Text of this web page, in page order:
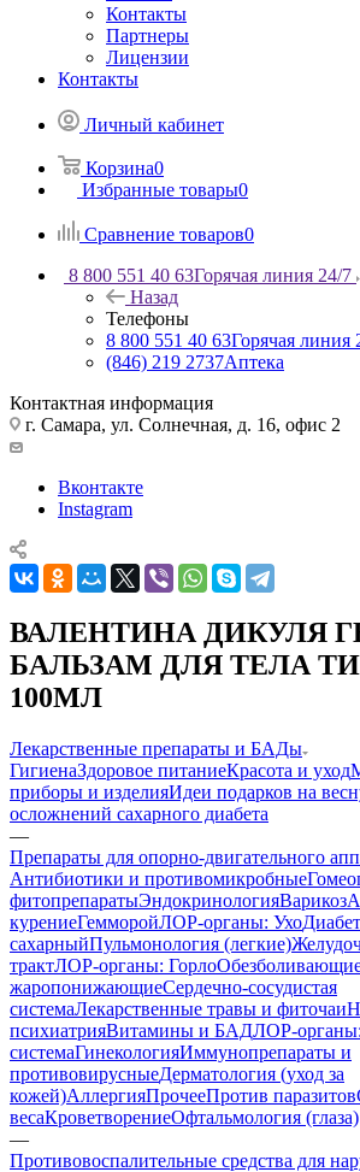
Контакты
Партнеры
Лицензии
Контакты
Личный кабинет
Корзина0
Избранные товары0
Сравнение товаров0
8 800 551 40 63Горячая линия 24/7
Назад
Телефоны
8 800 551 40 63Горячая линия
(846) 219 2737Аптека
Контактная информация
г. Самара, ул. Солнечная, д. 16, офис 2
Вконтакте
Instagram
ВАЛЕНТИНА ДИКУЛЯ
БАЛЬЗАМ ДЛЯ ТЕЛА
100МЛ
Лекарственные препараты и БАДы
ГигиенаЗдоровое питаниеКрасота и уход
приборы и изделияИдеи подарков на
осложнений сахарного диабета
—
Препараты для опорно-двигательного
Антибиотики и противомикробные
фитопрепаратыЭндокринологияВарикоз
курениеГемморойЛОР-органы: УхоДиабет
сахарныйПульмонология (легкие)
трактЛОР-органы: Горло
жаропонижающиеСердечно-сосудистая
системаЛекарственные травы и фиточаи
психиатрияВитамины и БАДЛОР-
системаГинекологияИммунопрепараты и
противовирусныеДерматология (уход за
кожей)АллергияПрочееПротив паразитов
весаКроветворениеОфтальмология (глаза)
—
Противовоспалительные средства для